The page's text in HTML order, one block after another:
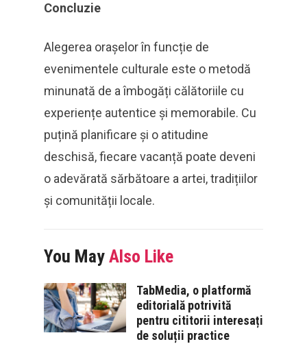
Concluzie
Alegerea orașelor în funcție de
evenimentele culturale este o metodă
minunată de a îmbogăți călătoriile cu
experiențe autentice și memorabile. Cu
puțină planificare și o atitudine
deschisă, fiecare vacanță poate deveni
o adevărată sărbătoare a artei, tradițiilor
și comunității locale.
You May Also Like
TabMedia, o platformă
editorială potrivită
pentru cititorii interesați
de soluții practice